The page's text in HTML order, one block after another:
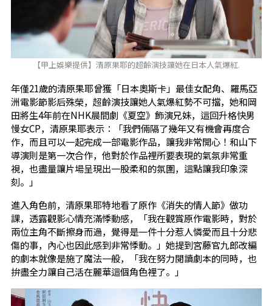
【甲上娛樂提供】清原果耶的超齡演技讓她在日本人氣爆紅.
年僅21歲的清原果耶曾獲「日本奧斯卡」最佳女配角、羅馬亞
洲電影節影后殊榮，超齡演技讓她人氣爆紅勢不可擋，她和岡
田將生4年前在NHK晨間劇《夏空》飾演兄妹，這回升格快男
慢女CP，清原果耶表示：「我們倆隔了幾年又有機會再度合
作，而且可以一起完成一部電影作品，讓我非常開心！和山下
導演則是第一次合作，他對於作品裡所要表現的氣氛非常重
視，也盡量讓片場呈現出一股柔和的氛圍，這點讓我印象深
刻。」
進入角色前，清原果耶特地看了原作《消失的情人節》做功
課，透露觀影心情充滿悸動感，「我在觀賞原作電影時，對於
兩位主角不斷擦身而過，覺得是一件十分惹人憐愛而且十分悲
傷的事，內心也因此感到非常悸動。」她提到宮藤官九郎改編
的劇本就像是施了魔法一般，「我在努力閱讀劇本的同時，也
拚盡全力讓自己活在麗華這個角色裡了。」